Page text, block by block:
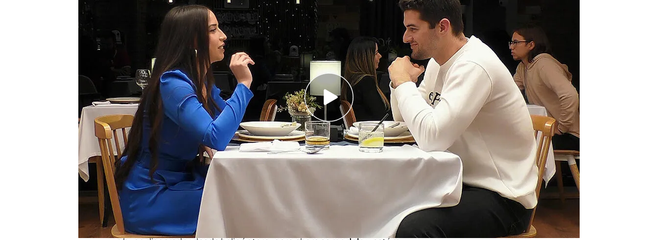
Disfruta de todas las citas de 'First Dates'
La pareja sabe reconducir su cita y acaban entre abrazos espontáneos
Compartir
Rhayha despertado algún que otro recelo en Alba durante su cita en 'First
Dates' y es que ella le veía un poco"golfillo".Sin embargo, él ha sabido
cómo acercarse a ella y tras unabrazo espontáneo,han llegado los besos
en loslabios...
Rhayang es brasileño, tiene 30 años y se queja de que la gente nada más
verle le tacha de
"creído". Sin embargo, sus amigos le consideran
"un
payaso", algo que no entiende: "Voy de un extremo a otro". Fue militar, era